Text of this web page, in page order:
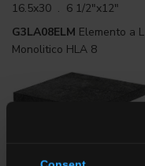
16.5x30 . 6 1/2"x12"
G3LA08ELM Elemento a L
Monolitico HLA 8
G3LA08RGA